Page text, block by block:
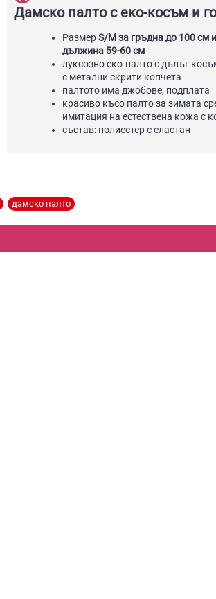
Дамско палто с еко-косъм и
РазмерS/М за гръдна до 100 см
дължина 59-60 см
луксозно еко-палто с дълъг
с метални скрити копчета
палтото има джобове, подплата
красиво късо палто за зимата
имитация на естествена кожа с
състав: полиестер с еластан
дамско палто